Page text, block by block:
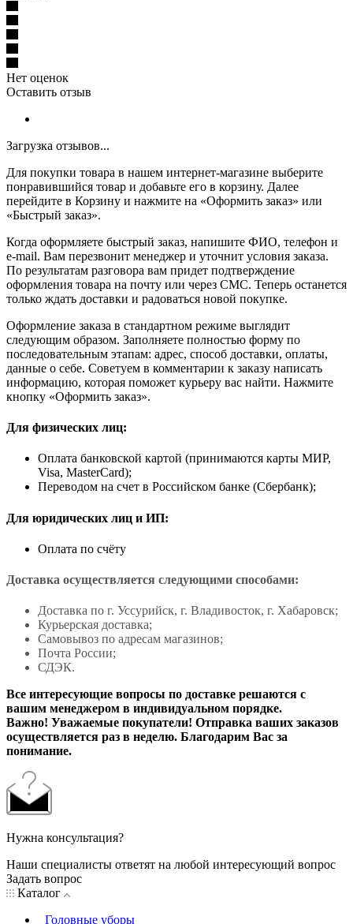
Нет оценок
Оставить отзыв
Загрузка отзывов...
Для покупки товара в нашем интернет-магазине выберите
понравившийся товар и добавьте его в корзину. Далее
перейдите в Корзину и нажмите на «Оформить заказ» или
«Быстрый заказ».
Когда оформляете быстрый заказ, напишите ФИО, телефон и
e-mail. Вам перезвонит менеджер и уточнит условия заказа.
По результатам разговора вам придет подтверждение
оформления товара на почту или через СМС. Теперь останется
только ждать доставки и радоваться новой покупке.
Оформление заказа в стандартном режиме выглядит
следующим образом. Заполняете полностью форму по
последовательным этапам: адрес, способ доставки, оплаты,
данные о себе. Советуем в комментарии к заказу написать
информацию, которая поможет курьеру вас найти. Нажмите
кнопку «Оформить заказ».
Для физических лиц:
Оплата банковской картой (принимаются карты МИР,
Visa, MasterCard);
Переводом на счет в Российском банке (Сбербанк);
Для юридических лиц и ИП:
Оплата по счёту
Доставка осуществляется следующими способами:
Доставка по г. Уссурийск, г. Владивосток, г. Хабаровск;
Курьерская доставка;
Самовывоз по адресам магазинов;
Почта России;
СДЭК.
Все интересующие вопросы по доставке решаются с
вашим менеджером в индивидуальном порядке.
Важно! Уважаемые покупатели! Отправка ваших заказов
осуществляется раз в неделю. Благодарим Вас за
понимание.
Нужна консультация?
Наши специалисты ответят на любой интересующий вопрос
Задать вопрос
Каталог
Головные уборы